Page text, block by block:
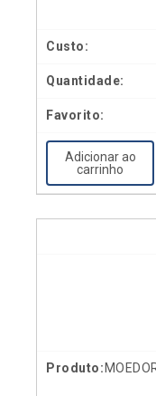
Adicionar ao
carrinho